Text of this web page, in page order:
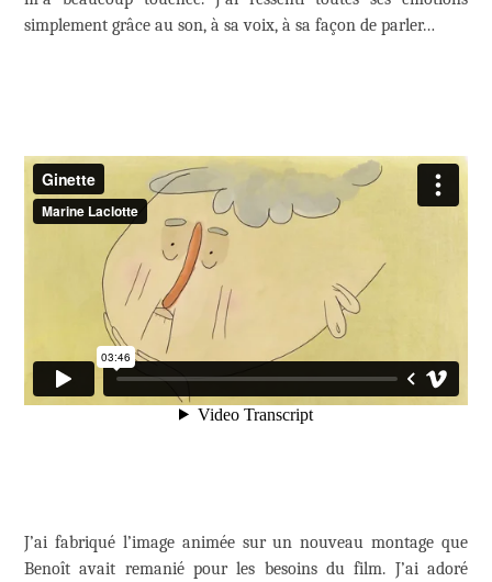
simplement grâce au son, à sa voix, à sa façon de parler…
J’ai fabriqué l’image animée sur un nouveau montage que
Benoît avait remanié pour les besoins du film. J’ai adoré